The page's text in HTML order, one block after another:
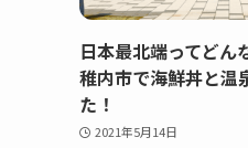
日本最北端ってどん
稚内市で海鮮丼と温
た！
2021年5月14日